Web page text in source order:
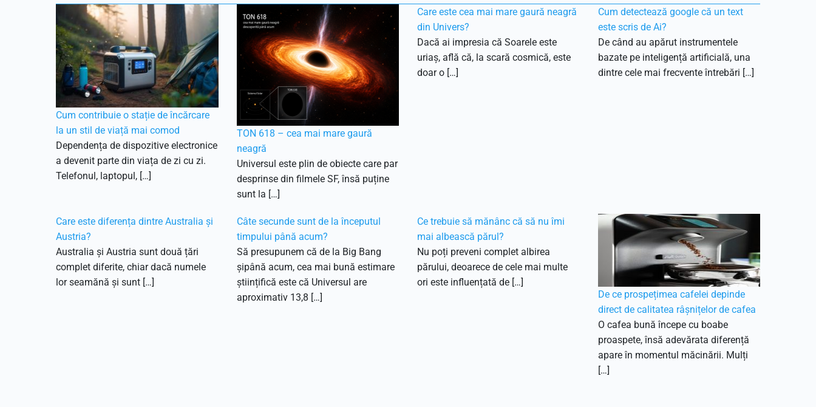
Cum contribuie o stație de încărcare
la un stil de viață mai comod
Dependența de dispozitive electronice
a devenit parte din viața de zi cu zi.
Telefonul, laptopul, […]
TON 618 – cea mai mare gaură
neagră
Universul este plin de obiecte care par
desprinse din filmele SF, însă puține
sunt la […]
Care este cea mai mare gaură neagră
din Univers?
Dacă ai impresia că Soarele este
uriaș, află că, la scară cosmică, este
doar o […]
Cum detectează google că un text
este scris de Ai?
De când au apărut instrumentele
bazate pe inteligență artificială, una
dintre cele mai frecvente întrebări […]
Care este diferența dintre Australia și
Austria?
Australia și Austria sunt două țări
complet diferite, chiar dacă numele
lor seamănă și sunt […]
Câte secunde sunt de la începutul
timpului până acum?
Să presupunem că de la Big Bang
șipână acum, cea mai bună estimare
științifică este că Universul are
aproximativ 13,8 […]
Ce trebuie să mănânc că să nu îmi
mai albească părul?
Nu poți preveni complet albirea
părului, deoarece de cele mai multe
ori este influențată de […]
De ce prospețimea cafelei depinde
direct de calitatea râșnițelor de cafea
O cafea bună începe cu boabe
proaspete, însă adevărata diferență
apare în momentul măcinării. Mulți
[…]